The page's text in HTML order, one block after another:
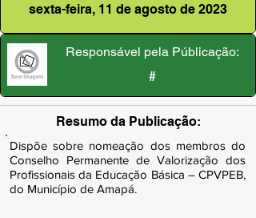
sexta-feira, 11 de agosto de 2023
Responsável pela Públicação:
#
Resumo da Publicação:
Dispõe sobre nomeação dos membros do
Conselho Permanente de Valorização dos
Profissionais da Educação Básica – CPVPEB,
do Município de Amapá.